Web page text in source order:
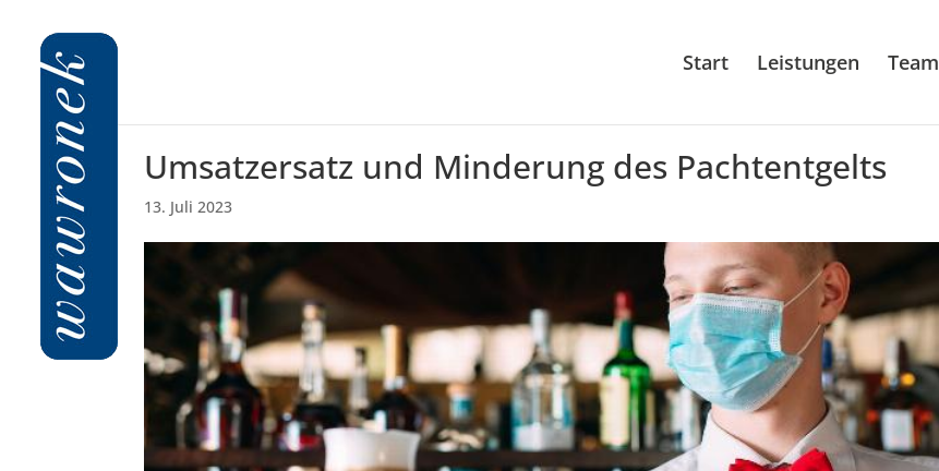
Start Leistungen Team
Umsatzersatz und Minderung des Pachtentgelts
13. Juli 2023